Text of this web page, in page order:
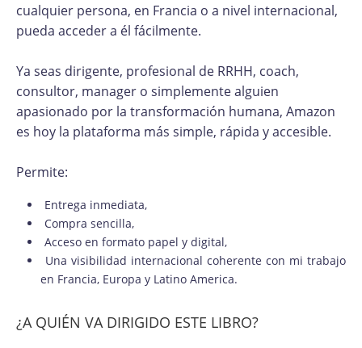
cualquier persona, en Francia o a nivel internacional,
pueda acceder a él fácilmente.
Ya seas dirigente, profesional de RRHH, coach,
consultor, manager o simplemente alguien
apasionado por la transformación humana, Amazon
es hoy la plataforma más simple, rápida y accesible.
Permite:
Entrega inmediata,
Compra sencilla,
Acceso en formato papel y digital,
Una visibilidad internacional coherente con mi trabajo
en Francia, Europa y Latino America.
¿A QUIÉN VA DIRIGIDO ESTE LIBRO?